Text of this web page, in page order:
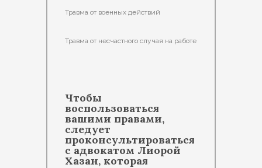
Травма от военных действий
Травма от несчастного случая на работе
Чтобы
воспользоваться
вашими правами,
следует
проконсультироваться
с адвокатом Лиорой
Хазан, которая